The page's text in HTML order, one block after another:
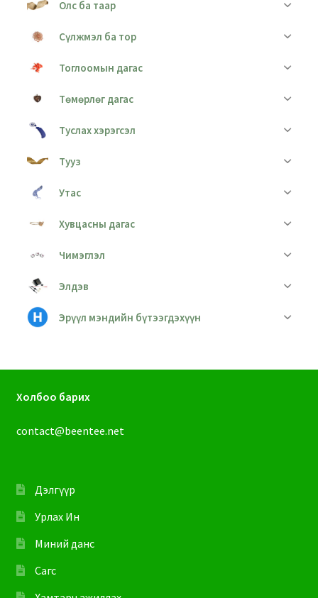
Олс ба таар
Сүлжмэл ба тор
Тоглоомын дагас
Төмөрлөг дагас
Туслах хэрэгсэл
Тууз
Утас
Хувцасны дагас
Чимэглэл
Элдэв
Эрүүл мэндийн бүтээгдэхүүн
Холбоо барих
contact@beentee.net
Дэлгүүр
Урлах Ин
Миний данс
Сагс